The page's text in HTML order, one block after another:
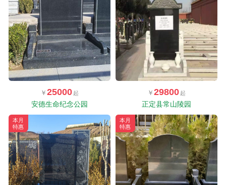
25000
安德生命纪念公园
29800
正定县常山陵园
本月
特惠
本月
特惠